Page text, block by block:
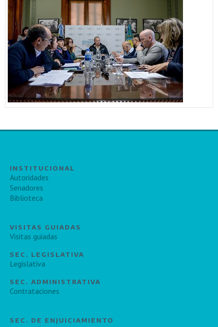
INSTITUCIONAL
Autoridades
Senadores
Biblioteca
VISITAS GUIADAS
Visitas guiadas
SEC. LEGISLATIVA
Legislativa
SEC. ADMINISTRATIVA
Contrataciones
SEC. DE ENJUICIAMIENTO